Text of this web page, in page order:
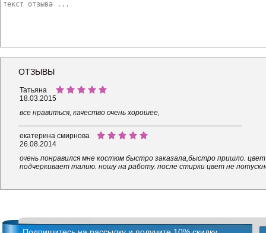
ОТЗЫВЫ
Татьяна
18.03.2015
все нравиться, качество очень хорошее,
екатерина смирнова
26.08.2014
очень понравился мне костюм быстро заказала,быстро пришло.
подчеркивает талию. ношу на работу. после стирки цвет не